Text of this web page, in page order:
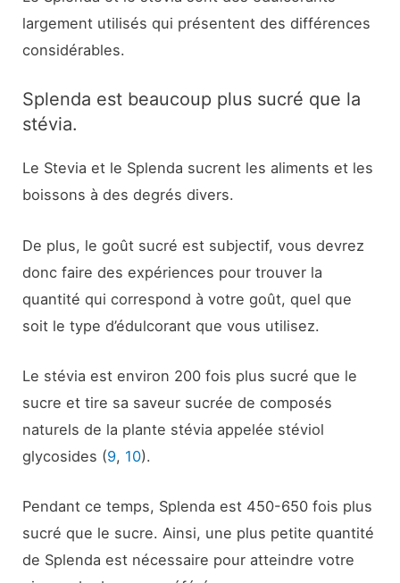
largement utilisés qui présentent des différences
considérables.
Splenda est beaucoup plus sucré que la
stévia.
Le Stevia et le Splenda sucrent les aliments et les
boissons à des degrés divers.
De plus, le goût sucré est subjectif, vous devrez
donc faire des expériences pour trouver la
quantité qui correspond à votre goût, quel que
soit le type d’édulcorant que vous utilisez.
Le stévia est environ 200 fois plus sucré que le
sucre et tire sa saveur sucrée de composés
naturels de la plante stévia appelée stéviol
glycosides (9, 10).
Pendant ce temps, Splenda est 450-650 fois plus
sucré que le sucre. Ainsi, une plus petite quantité
de Splenda est nécessaire pour atteindre votre